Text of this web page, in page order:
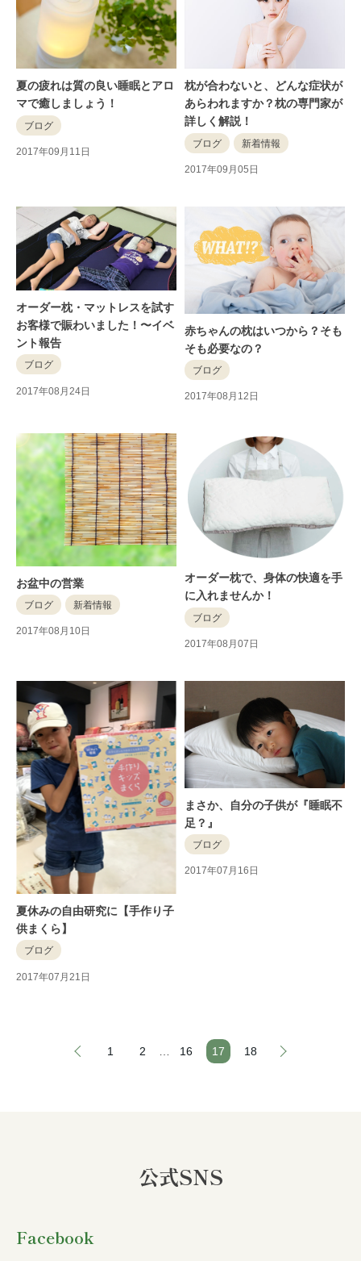
夏の疲れは質の良い睡眠とアロ
マで癒しましょう！
ブログ
2017年09月11日
枕が合わないと、どんな症状が
あらわれますか？枕の専門家が
詳しく解説！
ブログ 新着情報
2017年09月05日
オーダー枕・マットレスを試す
お客様で賑わいました！〜イベ
ント報告
ブログ
2017年08月24日
赤ちゃんの枕はいつから？そも
そも必要なの？
ブログ
2017年08月12日
お盆中の営業
ブログ 新着情報
2017年08月10日
オーダー枕で、身体の快適を手
に入れませんか！
ブログ
2017年08月07日
夏休みの自由研究に【手作り子
供まくら】
ブログ
2017年07月21日
まさか、自分の子供が『睡眠不
足？』
ブログ
2017年07月16日
1 2 … 16 17 18
公式SNS
Facebook